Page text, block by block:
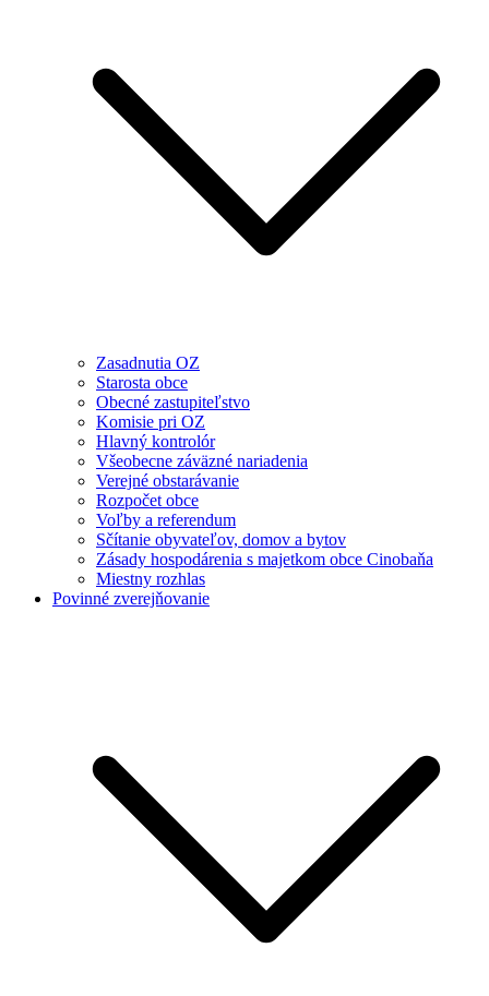
Zasadnutia OZ
Starosta obce
Obecné zastupiteľstvo
Komisie pri OZ
Hlavný kontrolór
Všeobecne záväzné nariadenia
Verejné obstarávanie
Rozpočet obce
Voľby a referendum
Sčítanie obyvateľov, domov a bytov
Zásady hospodárenia s majetkom obce Cinobaňa
Miestny rozhlas
Povinné zverejňovanie